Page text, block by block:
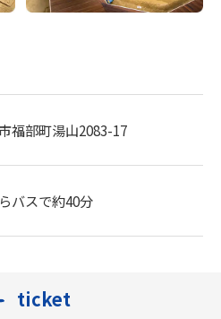
福部町湯山2083-17
バスで約40分
ticket